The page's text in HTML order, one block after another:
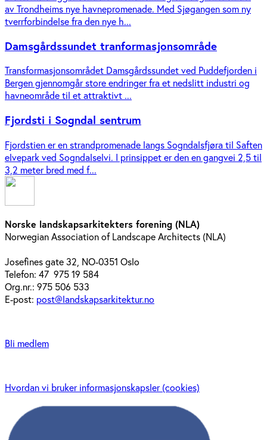
av Trondheims nye havnepromenade. Med Sjøgangen som ny
tverrforbindelse fra den nye h...
Damsgårdssundet tranformasjonsområde
Transformasjonsområdet Damsgårdssundet ved Puddefjorden i
Bergen gjennomgår store endringer fra et nedslitt industri og
havneområde til et attraktivt ...
Fjordsti i Sogndal sentrum
Fjordstien er en strandpromenade langs Sogndalsfjøra til Saften
elvepark ved Sogndalselvi. I prinsippet er den en gangvei 2,5 til
3,2 meter bred med f...
Norske landskapsarkitekters forening (NLA)
Norwegian Association of Landscape Architects (NLA)
Josefines gate 32, NO-0351 Oslo
Telefon: 47 975 19 584
Org.nr.: 975 506 533
E-post: post@landskapsarkitektur.no
Bli medlem
Hvordan vi bruker informasjonskapsler (cookies)